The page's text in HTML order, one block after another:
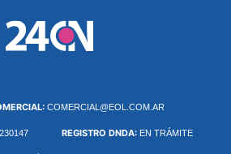
COMERCIAL@EOL.COM.AR
REGISTRO DNDA: EN TRÁMITE